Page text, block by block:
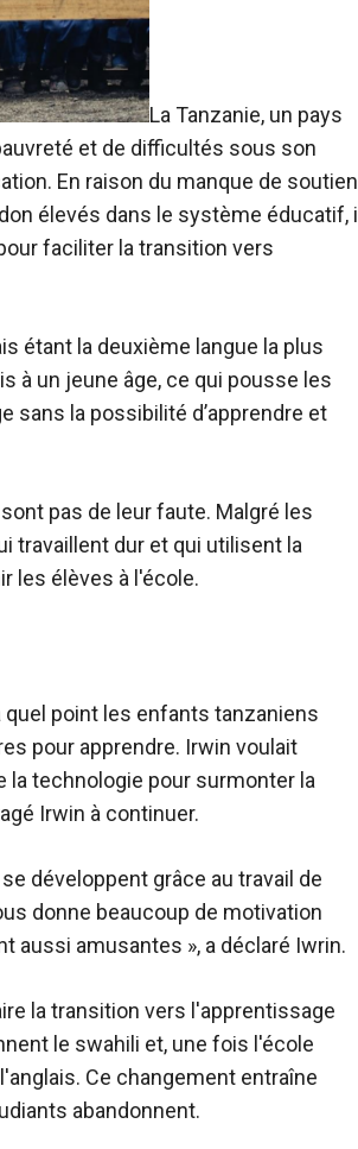
La Tanzanie, un pays
et de difficultés sous son
En raison du manque de soutien
élevés dans le système éducatif, il
faciliter la transition vers
étant la deuxième langue la plus
à un jeune âge, ce qui pousse les
sans la possibilité d’apprendre et
pas de leur faute. Malgré les
travaillent dur et qui utilisent la
les élèves à l'école.
quel point les enfants tanzaniens
pour apprendre. Irwin voulait
la technologie pour surmonter la
Irwin à continuer.
développent grâce au travail de
donne beaucoup de motivation
aussi amusantes », a déclaré Iwrin.
la transition vers l'apprentissage
le swahili et, une fois l'école
Ce changement entraîne
abandonnent.